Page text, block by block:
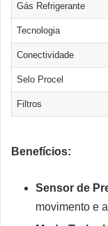
Gás Refrigerante
Tecnologia
Conectividade
Selo Procel
Filtros
Benefícios:
Sensor de
movimento e